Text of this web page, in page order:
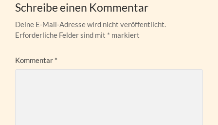
Schreibe einen Kommentar
Deine E-Mail-Adresse wird nicht veröffentlicht.
Erforderliche Felder sind mit * markiert
Kommentar *